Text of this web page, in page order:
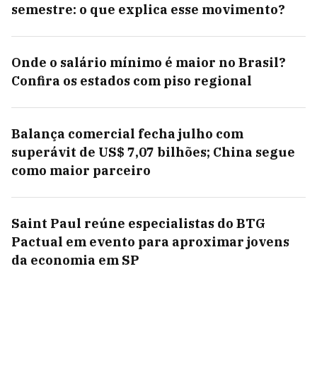
semestre: o que explica esse movimento?
Onde o salário mínimo é maior no Brasil?
Confira os estados com piso regional
Balança comercial fecha julho com
superávit de US$ 7,07 bilhões; China segue
como maior parceiro
Saint Paul reúne especialistas do BTG
Pactual em evento para aproximar jovens
da economia em SP